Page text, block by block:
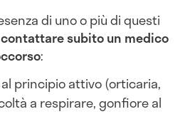
di uno o più di questi
contattare subito un medico
:
principio attivo (orticaria,
a respirare, gonfiore al